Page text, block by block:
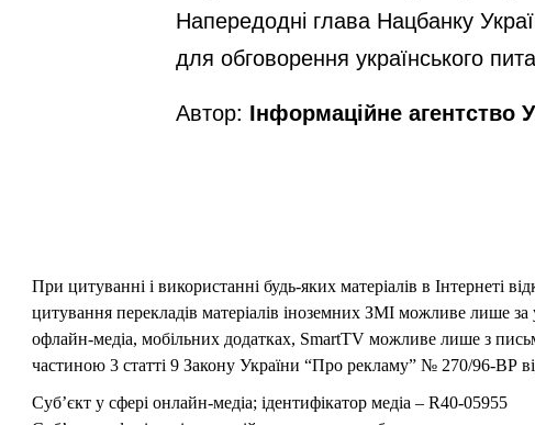
Напередодні глава Нацбанку
для обговорення українського
Автор: Інформаційне
При цитуванні і використанні будь-яких матеріалів в Інтернеті
цитування перекладів матеріалів іноземних ЗМІ можливе лише
офлайн-медіа, мобільних додатках, SmartTV можливе лише з
частиною 3 статті 9 Закону України “Про рекламу” № 270/96-ВР
Суб’єкт у сфері онлайн-медіа; ідентифікатор медіа – R40-05955